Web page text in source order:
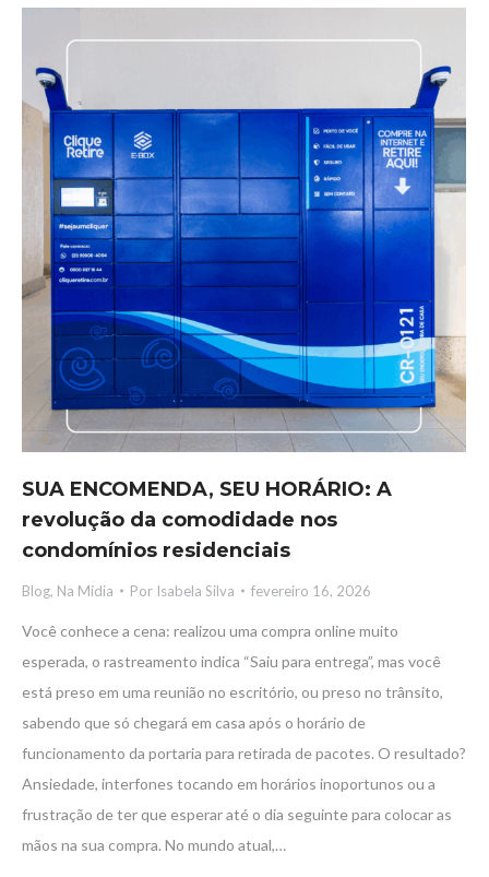
SUA ENCOMENDA, SEU HORÁRIO: A
revolução da comodidade nos
condomínios residenciais
Blog, Na Mídia Por Isabela Silva fevereiro 16, 2026
Você conhece a cena: realizou uma compra online muito
esperada, o rastreamento indica “Saiu para entrega”, mas você
está preso em uma reunião no escritório, ou preso no trânsito,
sabendo que só chegará em casa após o horário de
funcionamento da portaria para retirada de pacotes. O resultado?
Ansiedade, interfones tocando em horários inoportunos ou a
frustração de ter que esperar até o dia seguinte para colocar as
mãos na sua compra. No mundo atual,…